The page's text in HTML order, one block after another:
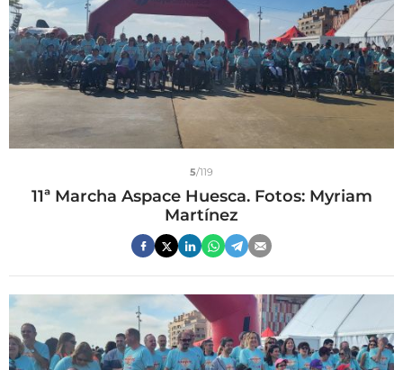
5/119
11ª Marcha Aspace Huesca. Fotos: Myriam
Martínez